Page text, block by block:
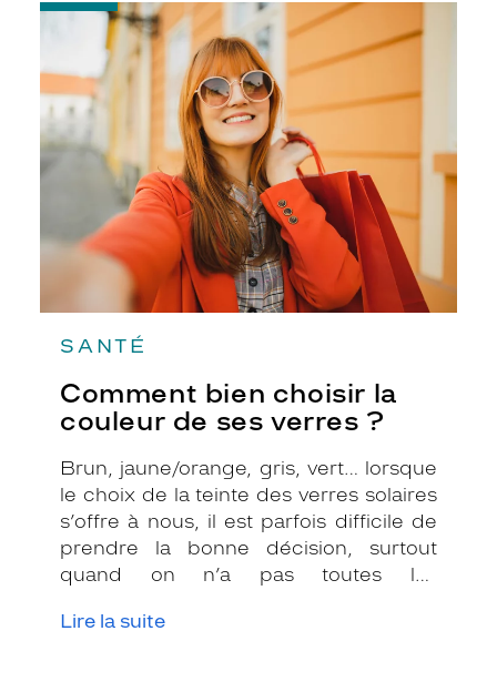
SANTÉ
Comment bien choisir la
couleur de ses verres ?
Brun, jaune/orange, gris, vert… lorsque
le choix de la teinte des verres solaires
s’offre à nous, il est parfois difficile de
prendre la bonne décision, surtout
quand on n’a pas toutes les
Krys sont là pour vous conseiller et
Lire la suite
-
Comment
choisir
la
couleur
de
ses
verres